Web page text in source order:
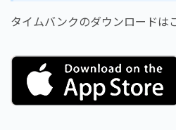
タイムバンクのダウンロードは